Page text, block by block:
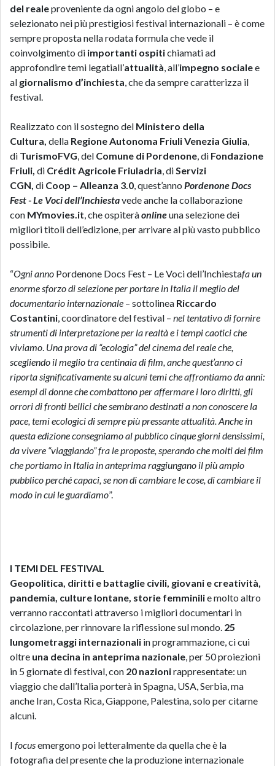
del realeproveniente da ogni angolo del globo – e
selezionato nei più prestigiosi festival internazionali – è come
sempre proposta nella rodata formula che vede il
coinvolgimento di importanti ospitichiamati ad
approfondire temi legatiall’attualità, all’impegno socialee
al giornalismo d’inchiesta, che da sempre caratterizza il
festival.
Realizzato con il sostegno del Ministero della
Cultura, della Regione Autonoma Friuli Venezia Giulia,
di TurismoFVG, del Comune di Pordenone, di Fondazione
Friuli, di Crédit Agricole Friuladria, diServizi
CGN, di Coop – Alleanza 3.0, quest’anno Pordenone Docs
Fest - Le Voci dell’Inchiestavede anche la collaborazione
con MYmovies.it, che ospiteràonlineuna selezione dei
migliori titoli dell’edizione, per arrivare al più vasto pubblico
possibile.
“Ogni anno Pordenone Docs Fest – Le Voci dell’Inchiestafa un
enorme sforzo di selezione per portare in Italia il meglio del
documentario internazionale – sottolinea Riccardo
Costantini, coordinatore del festival – nel tentativo di fornire
strumenti di interpretazione per la realtà e i tempi caotici che
viviamo. Una prova di “ecologia” del cinema del reale che,
scegliendo il meglio tra centinaia di film, anche quest’anno ci
riporta significativamente su alcuni temi che affrontiamo da anni:
esempi di donne che combattono per affermare i loro diritti, gli
orrori di fronti bellici che sembrano destinati a non conoscere la
pace, temi ecologici di sempre più pressante attualità. Anche in
questa edizione consegniamo al pubblico cinque giorni densissimi,
da vivere “viaggiando” fra le proposte, sperando che molti dei film
che portiamo in Italia in anteprima raggiungano il più ampio
pubblico perché capaci, se non di cambiare le cose, di cambiare il
modo in cui le guardiamo”.
I TEMI DEL FESTIVAL
Geopolitica, diritti e battaglie civili, giovani e creatività,
pandemia, culture lontane, storie femminilie molto altro
verranno raccontati attraverso i migliori documentari in
circolazione, per rinnovare la riflessione sul mondo. 25
lungometraggi internazionali in programmazione, ci cui
oltre una decina in anteprima nazionale, per 50 proiezioni
in 5 giornate di festival, con 20 nazionirappresentate: un
viaggio che dall’Italia porterà in Spagna, USA, Serbia, ma
anche Iran, Costa Rica, Giappone, Palestina, solo per citarne
alcuni.
I focusemergono poi letteralmente da quella che è la
fotografia del presente che la produzione internazionale